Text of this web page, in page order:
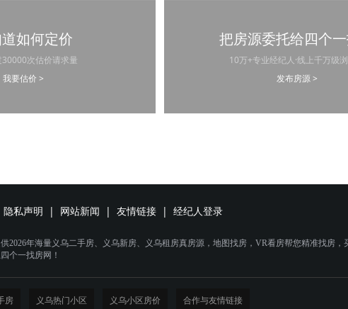
如何定价
次估价请求量
我要估价 >
把房源委托给四个
10万+专业经纪人·线上千万级
发布房源 >
隐私声明 | 网站新闻 | 友情链接 | 经纪人登录
2026年海量义乌二手房、义乌新房、义乌租房真房源，地图找房，VR看房帮您精准找房，
个一找房网！
房 义乌热门小区 义乌小区房价 合作与友情链接